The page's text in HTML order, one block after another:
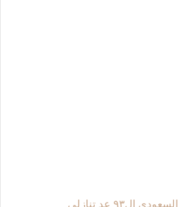
ال٩٣ عد تنازلي